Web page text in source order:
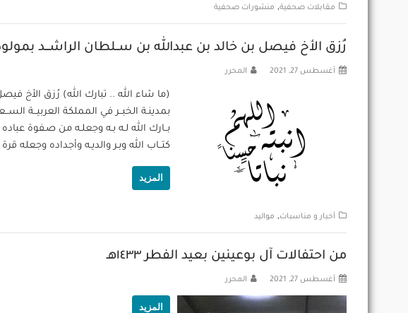
مقابلات صحفية, منشورات صحفية
رُزق الأخ فيصل بن خالد بن عبدالله بن ســلطان الراشـــد
أغسطس 27, 2021 المحرر
(ما شاء الله .. تبارك الله) رُزق الأخ
بــارك الله لـه بـه وجعلـه من صـفوة عباده
كتــاب الله وبـر والديـه وأجداده وجعله قرة
المزيد
أخبار و مناسبات, مواليد
من احتفالات آل بوعينين بعيد الفطر ١٤٣٣هـ
أغسطس 27, 2021 المحرر
المزيد